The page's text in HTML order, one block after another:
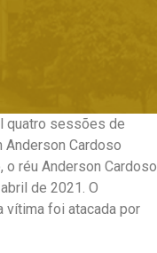
quatro sessões de
Anderson Cardoso
réu Anderson Cardoso
de 2021. O
vítima foi atacada por